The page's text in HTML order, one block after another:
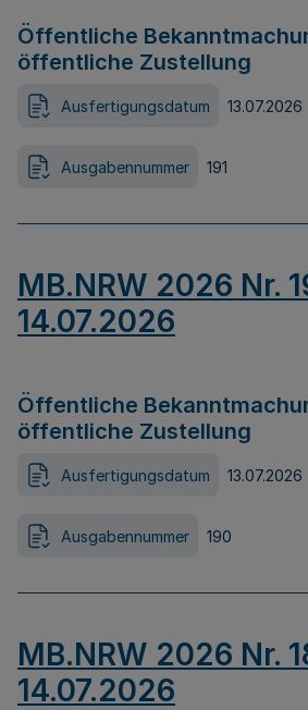
Öffentliche
öffentliche Zustellung
Ausfertigungsdatum 13.07.2026
Ausgabennummer 191
MB.NRW 2026 Nr.
14.07.2026
Öffentliche
öffentliche Zustellung
Ausfertigungsdatum 13.07.2026
Ausgabennummer 190
MB.NRW 2026 Nr.
14.07.2026